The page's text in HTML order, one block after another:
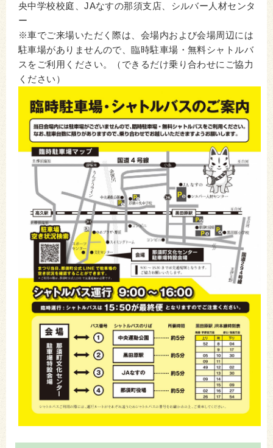
央中学校校庭、JAなすの那須支店、シルバー人材センタ
ー
※車でご来場いただく際は、会場内および会場周辺には
駐車場がありませんので、臨時駐車場・無料シャトルバ
スをご利用ください。（できるだけ乗り合わせにご協力
ください）